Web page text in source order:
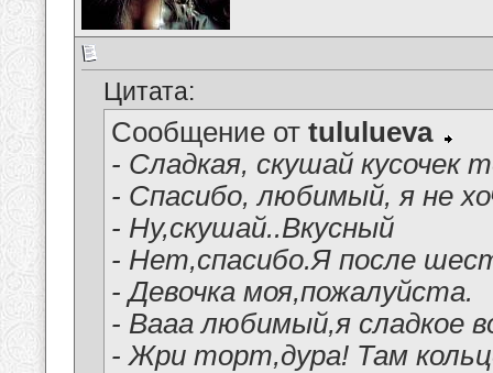
Цитата:
Сообщение от tululueva
- Сладкая, скушай кусочек
- Спасибо, любимый, я не
- Ну,скушай..Вкусный
- Нет,спасибо.Я после
- Девочка моя,пожалуйста.
- Вааа любимый,я сладкое
- Жри торт,дура! Там